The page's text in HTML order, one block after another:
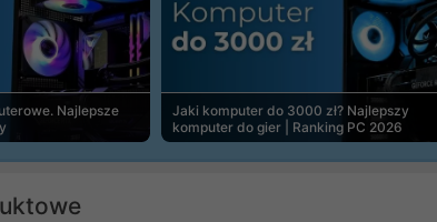
Najlepsze
Jaki komputer do 3000 zł? Najlepszy
komputer do gier | Ranking PC 2026